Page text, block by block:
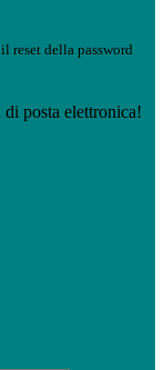
reset della password
posta elettronica!